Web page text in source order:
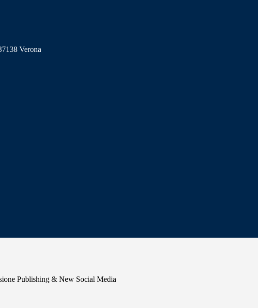
Verona
Publishing & New Social Media